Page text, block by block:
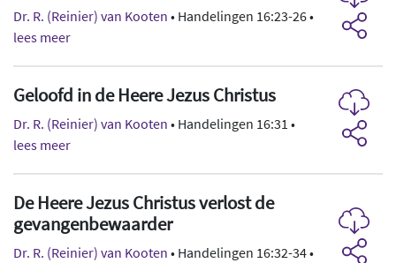
Dr. R. (Reinier) van Kooten • Handelingen 16:23-26 •
lees meer
Geloofd in de Heere Jezus Christus
Dr. R. (Reinier) van Kooten • Handelingen 16:31 •
lees meer
De Heere Jezus Christus verlost de
gevangenbewaarder
Dr. R. (Reinier) van Kooten • Handelingen 16:32-34 •